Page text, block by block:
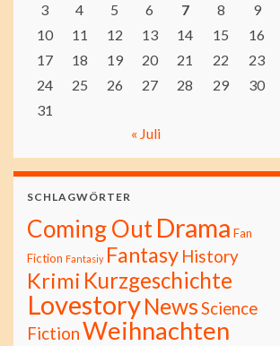
3
4 5 6 7 8
9
10
11 12 13 14 15
16
17
18 19 20 21 22
23
24
25 26 27 28 29
30
31
« Juli
SCHLAGWÖRTER
Coming OutDrama Fan
Fiction Fantasiy Fantasy History
Krimi Kurzgeschichte
LovestoryNewsScience
FictionWeihnachten